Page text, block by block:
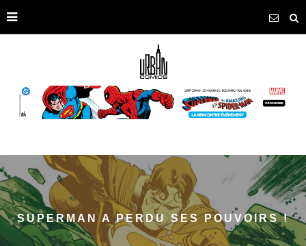
SUPERMAN A PERDU SES POUVOIRS !